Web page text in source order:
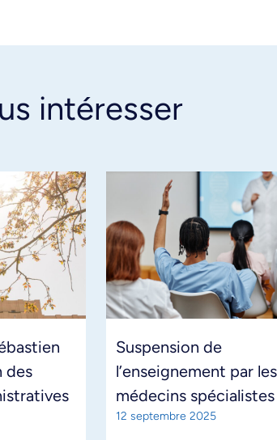
intéresser
des
Suspension de
l’enseignement par les
médecins spécialistes
12 septembre 2025